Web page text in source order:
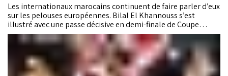
Les internationaux marocains continuent de faire parler d’eux
sur les pelouses européennes. Bilal El Khannouss s’est
illustré avec une passe décisive en demi-finale de Coupe
d’Allemagne, Ilias Akhomach a offert la victoire au Rayo
Vallecano grâce à une offrande en fin de match, tandis que
Couhaïb Driouech a signé un but et une passe décisive avec le
PSV Eindhoven. Une série de performances qui confirme la
vitalité des Lions de l’Atlas à l’Europe.